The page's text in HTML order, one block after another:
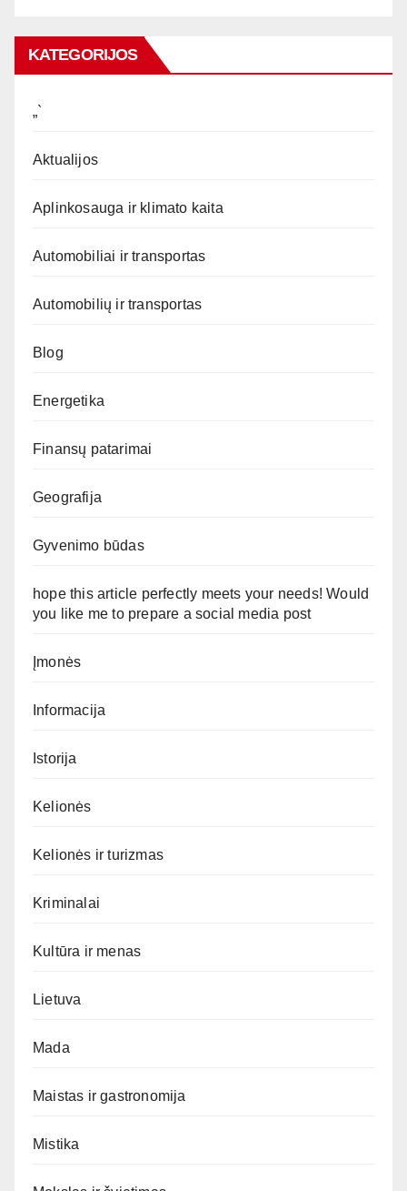
KATEGORIJOS
„`
Aktualijos
Aplinkosauga ir klimato kaita
Automobiliai ir transportas
Automobilių ir transportas
Blog
Energetika
Finansų patarimai
Geografija
Gyvenimo būdas
hope this article perfectly meets your needs! Would
you like me to prepare a social media post
Įmonės
Informacija
Istorija
Kelionės
Kelionės ir turizmas
Kriminalai
Kultūra ir menas
Lietuva
Mada
Maistas ir gastronomija
Mistika